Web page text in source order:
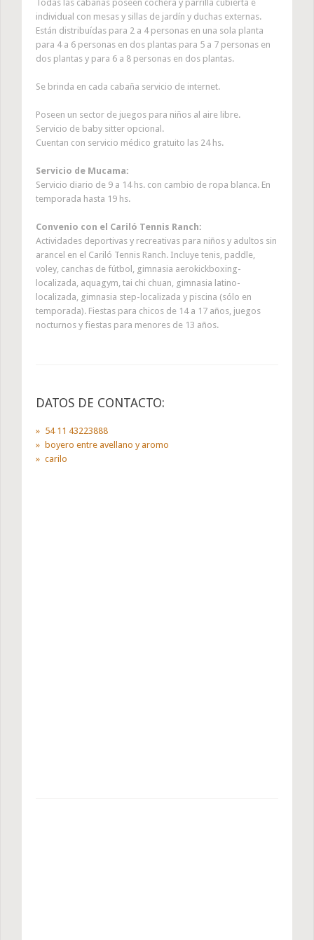
Todas las cabañas poseen cochera y parrilla cubierta e
individual con mesas y sillas de jardín y duchas externas.
Están distribuídas para 2 a 4 personas en una sola planta
para 4 a 6 personas en dos plantas para 5 a 7 personas en
dos plantas y para 6 a 8 personas en dos plantas.
Se brinda en cada cabaña servicio de internet.
Poseen un sector de juegos para niños al aire libre.
Servicio de baby sitter opcional.
Cuentan con servicio médico gratuito las 24 hs.
Servicio de Mucama:
Servicio diario de 9 a 14 hs. con cambio de ropa blanca. En
temporada hasta 19 hs.
Convenio con el Cariló Tennis Ranch:
Actividades deportivas y recreativas para niños y adultos sin
arancel en el Cariló Tennis Ranch. Incluye tenis, paddle,
voley, canchas de fútbol, gimnasia aerokickboxing-
localizada, aquagym, tai chi chuan, gimnasia latino-
localizada, gimnasia step-localizada y piscina (sólo en
temporada). Fiestas para chicos de 14 a 17 años, juegos
nocturnos y fiestas para menores de 13 años.
DATOS DE CONTACTO:
54 11 43223888
boyero entre avellano y aromo
carilo